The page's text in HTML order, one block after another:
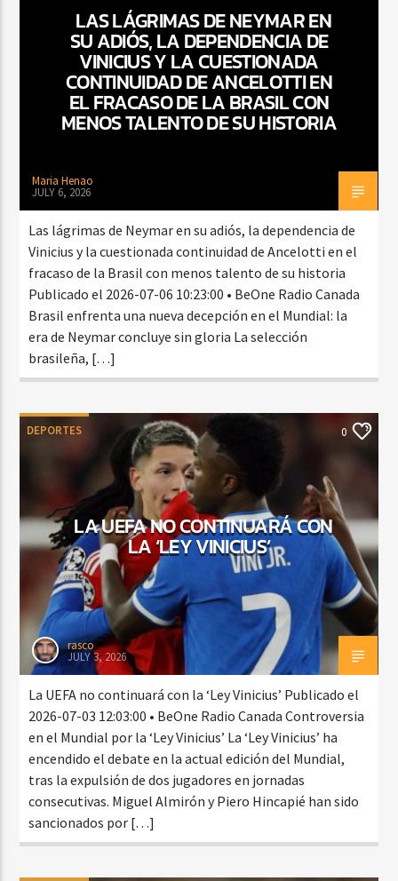
CURRENT SHOW
SALSA MATUTINA
6:00 AM 9:00 AM
Beone Radio
LAS LÁGRIMAS DE NEYMAR EN
SU ADIÓS, LA DEPENDENCIA DE
VINICIUS Y LA CUESTIONADA
CONTINUIDAD DE ANCELOTTI EN
EL FRACASO DE LA BRASIL CON
MENOS TALENTO DE SU HISTORIA
Maria Henao
JULY 6, 2026
Las lágrimas de Neymar en su adiós, la dependencia de
Vinicius y la cuestionada continuidad de Ancelotti en el
fracaso de la Brasil con menos talento de su historia
Publicado el 2026-07-06 10:23:00 • BeOne Radio Canada
Brasil enfrenta una nueva decepción en el Mundial: la
era de Neymar concluye sin gloria La selección
brasileña, […]
DEPORTES 0
LA UEFA NO CONTINUARÁ CON
LA ‘LEY VINICIUS’
rasco
JULY 3, 2026
La UEFA no continuará con la ‘Ley Vinicius’ Publicado el
2026-07-03 12:03:00 • BeOne Radio Canada Controversia
en el Mundial por la ‘Ley Vinicius’ La ‘Ley Vinicius’ ha
encendido el debate en la actual edición del Mundial,
tras la expulsión de dos jugadores en jornadas
consecutivas. Miguel Almirón y Piero Hincapié han sido
sancionados por […]